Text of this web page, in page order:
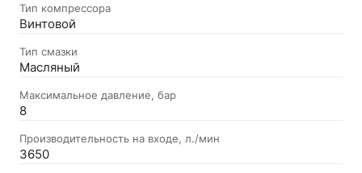
Тип компрессора
Винтовой
Тип смазки
Масляный
Максимальное давление, бар
8
Производительность на входе, л./мин
3650